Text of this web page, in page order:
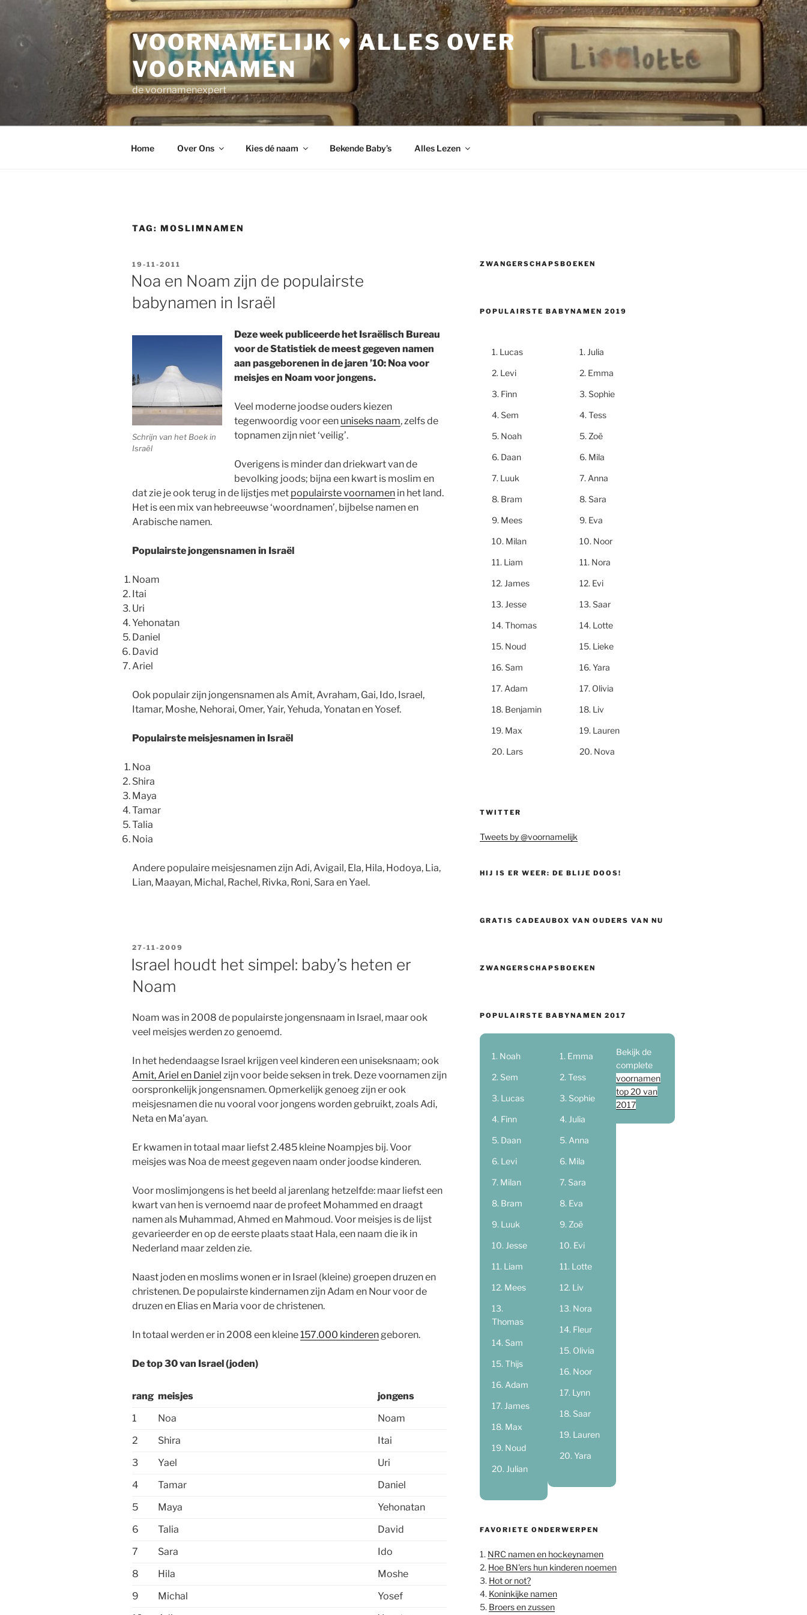
inhoud
VOORNAMELIJK ♥ ALLES OVER
VOORNAMEN
de voornamenexpert
Home Over Ons Kies dé naam Bekende Baby’s Alles Lezen
TAG: MOSLIMNAMEN
GEPLAATST
OP
19-11-2011
Noa en Noam zijn de populairste
babynamen in Israël
Schrijn van het Boek in
Israël
Deze week publiceerde het Israëlisch Bureau
voor de Statistiek de meest gegeven namen
aan pasgeborenen in de jaren ’10: Noa voor
meisjes en Noam voor jongens.
Veel moderne joodse ouders kiezen
tegenwoordig voor een uniseks naam, zelfs de
topnamen zijn niet ‘veilig’.
Overigens is minder dan driekwart van de
bevolking joods; bijna een kwart is moslim en
dat zie je ook terug in de lijstjes met populairste voornamen in het land.
Het is een mix van hebreeuwse ‘woordnamen’, bijbelse namen en
Arabische namen.
Populairste jongensnamen in Israël
Noam
Itai
Uri
Yehonatan
Daniel
David
Ariel
Ook populair zijn jongensnamen als Amit, Avraham, Gai, Ido, Israel,
Itamar, Moshe, Nehorai, Omer, Yair, Yehuda, Yonatan en Yosef.
Populairste meisjesnamen in Israël
Noa
Shira
Maya
Tamar
Talia
Noia
Andere populaire meisjesnamen zijn Adi, Avigail, Ela, Hila, Hodoya, Lia,
Lian, Maayan, Michal, Rachel, Rivka, Roni, Sara en Yael.
GEPLAATST
27-11-2009
Israel houdt het simpel: baby’s heten er
Noam
Noam was in 2008 de populairste jongensnaam in Israel, maar ook
veel meisjes werden zo genoemd.
In het hedendaagse Israel krijgen veel kinderen een uniseksnaam; ook
Amit, Ariel en Daniel zijn voor beide seksen in trek. Deze voornamen zijn
oorspronkelijk jongensnamen. Opmerkelijk genoeg zijn er ook
meisjesnamen die nu vooral voor jongens worden gebruikt, zoals Adi,
Neta en Ma’ayan.
Er kwamen in totaal maar liefst 2.485 kleine Noampjes bij. Voor
meisjes was Noa de meest gegeven naam onder joodse kinderen.
Voor moslimjongens is het beeld al jarenlang hetzelfde: maar liefst een
kwart van hen is vernoemd naar de profeet Mohammed en draagt
namen als Muhammad, Ahmed en Mahmoud. Voor meisjes is de lijst
gevarieerder en op de eerste plaats staat Hala, een naam die ik in
Nederland maar zelden zie.
Naast joden en moslims wonen er in Israel (kleine) groepen druzen en
christenen. De populairste kindernamen zijn Adam en Nour voor de
druzen en Elias en Maria voor de christenen.
In totaal werden er in 2008 een kleine157.000 kinderengeboren.
De top 30 van Israel (joden)
rang meisjes
jongens
1
Noa
Noam
2
Shira
Itai
3
Yael
Uri
4
Tamar
Daniel
5
Maya
Yehonatan
6
Talia
David
7
Sara
Ido
8
Hila
Moshe
9
Michal
Yosef
ZWANGERSCHAPSBOEKEN
POPULAIRSTE BABYNAMEN 2019
Lucas
Levi
Finn
Sem
Noah
Daan
Luuk
Bram
Mees
Milan
Liam
James
Jesse
Thomas
Noud
Sam
Adam
Benjamin
Max
Lars
Julia
Emma
Sophie
Tess
Zoë
Mila
Anna
Sara
Eva
Noor
Nora
Evi
Saar
Lotte
Lieke
Yara
Olivia
Liv
Lauren
Nova
TWITTER
Tweets by @voornamelijk
HIJ IS ER WEER: DE BLIJE DOOS!
GRATIS CADEAUBOX VAN OUDERS VAN NU
ZWANGERSCHAPSBOEKEN
POPULAIRSTE BABYNAMEN 2017
Noah
Sem
Lucas
Finn
Daan
Levi
Milan
Bram
Luuk
Jesse
Liam
Mees
Thomas
Sam
Thijs
Adam
James
Max
Noud
Julian
Emma
Tess
Sophie
Julia
Anna
Mila
Sara
Eva
Zoë
Evi
Lotte
Liv
Nora
Fleur
Olivia
Noor
Lynn
Saar
Lauren
Yara
Bekijk de
complete
voornamen
top 20 van
2017
FAVORIETE ONDERWERPEN
1. NRC namen en hockeynamen
2. Hoe BN'ers hun kinderen noemen
3. Hot or not?
4. Koninkijke namen
5. Broers en zussen